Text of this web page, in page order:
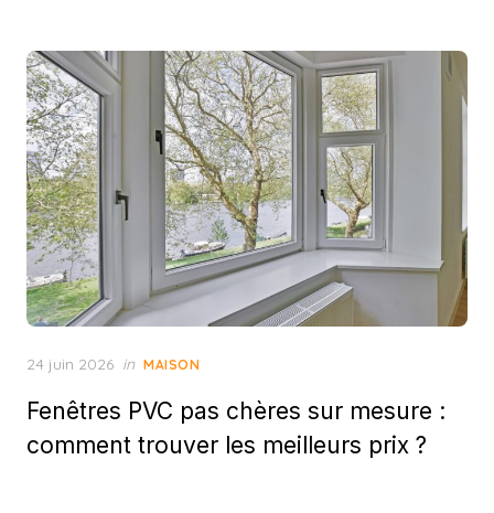
Posted
24 juin 2026 in MAISON
Fenêtres PVC pas chères sur mesure :
comment trouver les meilleurs prix ?